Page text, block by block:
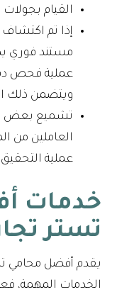
القيام
إذا تم اكتشاف
مستند فوري
عملية فحص
ويتضمن ذلك
تشميع بعض
العاملين من
عملية
خدمات
تستر
يقدم أفضل محامي
الخدمات المهمة،